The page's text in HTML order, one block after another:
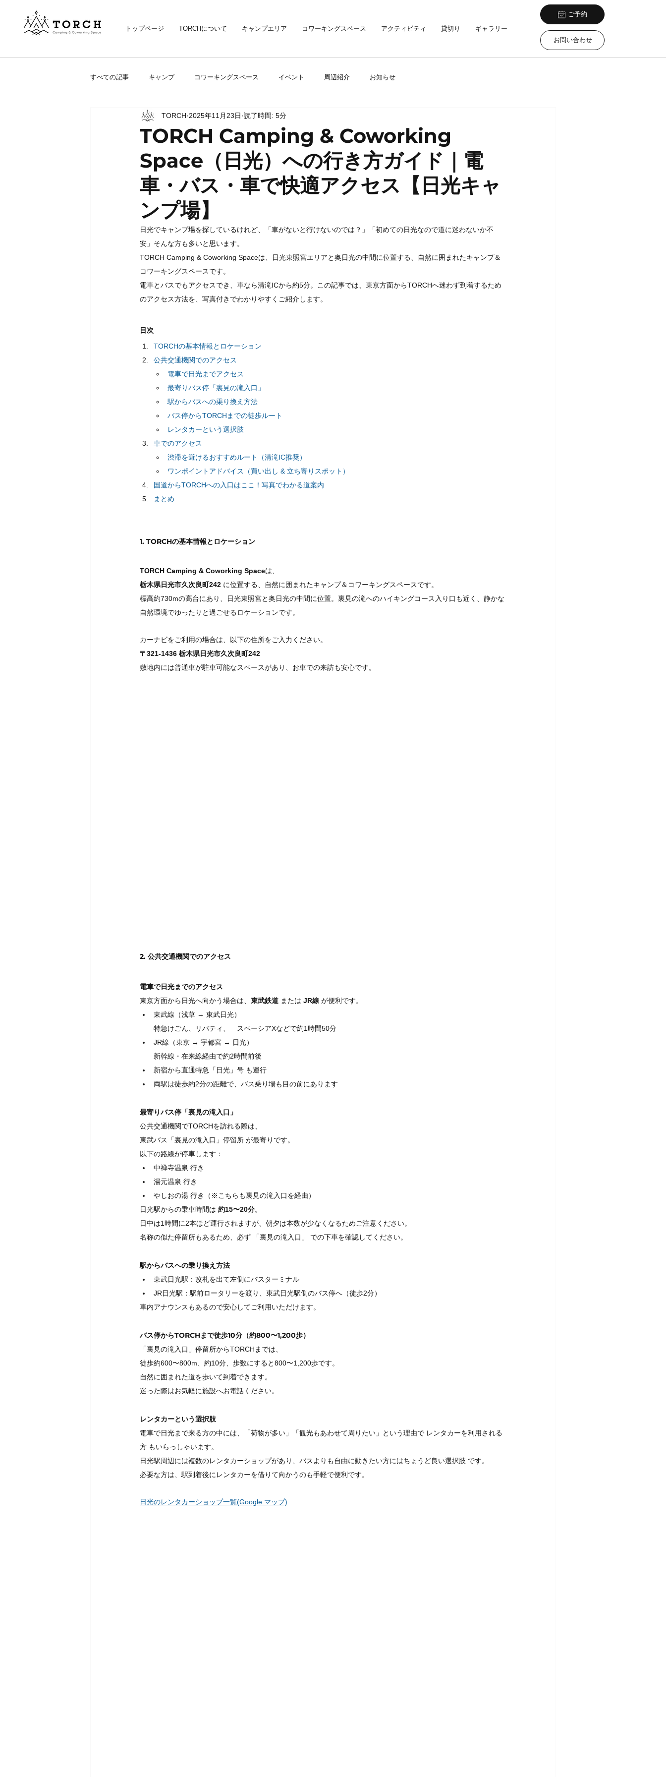
トップページ TORCHについて キャンプエリア コワーキングスペース アクティビティ 貸切り ギャラリー
ご予約
お問い合わせ
すべての記事 キャンプ コワーキングスペース イベント 周辺紹介 お知らせ
TORCH Camping & Coworking
Space（日光）への行き方ガイド｜電
車・バス・車で快適アクセス【日光キャ
ンプ場】
TORCH 2025年11月23日 読了時間: 5分
日光でキャンプ場を探しているけれど、「車がないと行けないのでは？」「初めての日光なので道に迷わないか不
安」そんな方も多いと思います。
TORCH Camping & Coworking Spaceは、日光東照宮エリアと奥日光の中間に位置する、自然に囲まれたキャンプ＆
コワーキングスペースです。
電車とバスでもアクセスでき、車なら清滝ICから約5分。この記事では、東京方面からTORCHへ迷わず到着するため
のアクセス方法を、写真付きでわかりやすくご紹介します。
目次
TORCHの基本情報とロケーション
公共交通機関でのアクセス
電車で日光までアクセス
最寄りバス停「裏見の滝入口」
駅からバスへの乗り換え方法
バス停からTORCHまでの徒歩ルート
レンタカーという選択肢
車でのアクセス
渋滞を避けるおすすめルート（清滝IC推奨）
ワンポイントアドバイス（買い出し & 立ち寄りスポット）
国道からTORCHへの入口はここ！写真でわかる道案内
まとめ
1. TORCHの基本情報とロケーション
TORCH Camping & Coworking Spaceは、
栃木県日光市久次良町242 に位置する、自然に囲まれたキャンプ＆コワーキングスペースです。
標高約730mの高台にあり、日光東照宮と奥日光の中間に位置。裏見の滝へのハイキングコース入り口も近く、静かな
自然環境でゆったりと過ごせるロケーションです。
カーナビをご利用の場合は、以下の住所をご入力ください。
〒321-1436 栃木県日光市久次良町242
敷地内には普通車が駐車可能なスペースがあり、お車での来訪も安心です。
2. 公共交通機関でのアクセス
電車で日光までのアクセス
東京方面から日光へ向かう場合は、 東武鉄道 または JR線 が便利です。
東武線（浅草 → 東武日光）
特急けごん、リバティ、　スペーシアXなどで約1時間50分
JR線（東京 → 宇都宮 → 日光）
新幹線・在来線経由で約2時間前後
新宿から直通特急「日光」号 も運行
両駅は徒歩約2分の距離で、バス乗り場も目の前にあります
最寄りバス停「裏見の滝入口」
公共交通機関でTORCHを訪れる際は、
東武バス「裏見の滝入口」停留所 が最寄りです。
以下の路線が停車します：
中禅寺温泉 行き
湯元温泉 行き
やしおの湯 行き（※こちらも裏見の滝入口を経由）
日光駅からの乗車時間は 約15〜20分。
日中は1時間に2本ほど運行されますが、朝夕は本数が少なくなるためご注意ください。
名称の似た停留所もあるため、必ず 「裏見の滝入口」 での下車を確認してください。
駅からバスへの乗り換え方法
東武日光駅：改札を出て左側にバスターミナル
JR日光駅：駅前ロータリーを渡り、東武日光駅側のバス停へ（徒歩2分）
車内アナウンスもあるので安心してご利用いただけます。
バス停からTORCHまで徒歩10分（約800〜1,200歩）
「裏見の滝入口」停留所からTORCHまでは、
徒歩約600〜800m、約10分、歩数にすると800〜1,200歩です。
自然に囲まれた道を歩いて到着できます。
迷った際はお気軽に施設へお電話ください。
レンタカーという選択肢
電車で日光まで来る方の中には、「荷物が多い」「観光もあわせて周りたい」という理由で レンタカーを利用される
方 もいらっしゃいます。
日光駅周辺には複数のレンタカーショップがあり、バスよりも自由に動きたい方にはちょうど良い選択肢 です。
必要な方は、駅到着後にレンタカーを借りて向かうのも手軽で便利です。
日光のレンタカーショップ一覧(Google マップ)